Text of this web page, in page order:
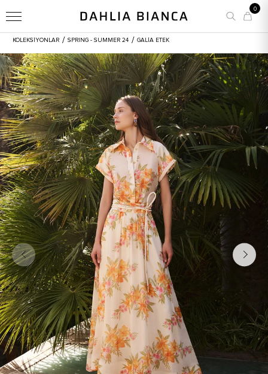
0
KOLEKSİYONLAR / SPRING - SUMMER 24 / GALIA ETEK